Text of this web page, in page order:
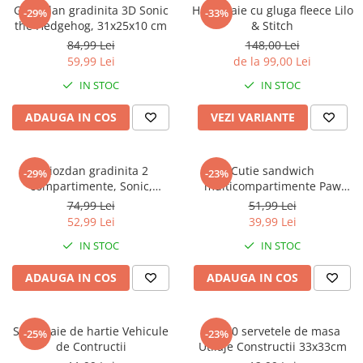
Captain america
Bakugan
Liga Dreptatii
Buzz Lightyear
My Little Pony
Planes
EplusM
Tom & Jerry
Transformers
Top Wings
Incaltaminte baieti
Ghete si cizme baieti
Pantofi baieti
Papuci si slapi baieti
Sandale baieti
Marvel
Monsters Inc.
La casa de papel
Nasa
Kids Euroswan
Rainbow High
Garfield
Nightmare before Christmas
EplusM
Perletti
Arditex
-29%
Ghiozdan gradinita 3D Sonic
the Hedgehog, 31x25x10 cm
84,99 Lei
59,99 Lei
IN STOC
ADAUGA IN COS
-33%
Halat baie cu gluga fleece Lilo
& Stitch
148,00 Lei
de la 99,00 Lei
IN STOC
VEZI VARIANTE
-29%Ghiozdan gradinita 2
compartimente, Sonic,
30x25x12 cm
74,99 Lei
52,99 Lei
IN STOC
ADAUGA IN COS
-23%Cutie sandwich
multicompartimente Paw
Patrol Superpowers
51,99 Lei
39,99 Lei
IN STOC
ADAUGA IN COS
-25%
Set 4 paie de hartie Vehicule
de Contructii
-23%
Set 20 servetele de masa
Utilaje Constructii 33x33cm